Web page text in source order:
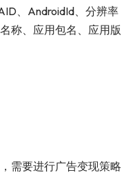
、AndroidId、分辨率
称、应用包名、应用版
需要进行广告变现策略